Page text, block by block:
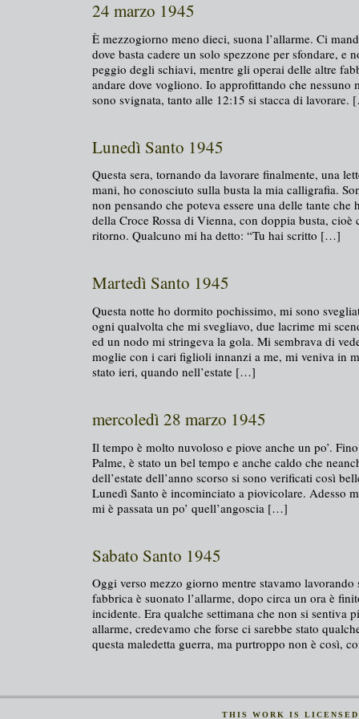
24 marzo 1945
È mezzogiorno meno dieci, suona l’allarme. Ci
dove basta cadere un solo spezzone per sfondare, e
peggio degli schiavi, mentre gli operai delle altre
andare dove vogliono. Io approfittando che nessuno
sono svignata, tanto alle 12:15 si stacca di
Lunedì Santo 1945
Questa sera, tornando da lavorare finalmente, una
mani, ho conosciuto sulla busta la mia calligrafia.
non pensando che poteva essere una delle tante che
della Croce Rossa di Vienna, con doppia busta, cioè
ritorno. Qualcuno mi ha detto: “Tu hai scritto […]
Martedì Santo 1945
Questa notte ho dormito pochissimo, mi sono
ogni qualvolta che mi svegliavo, due lacrime mi
ed un nodo mi stringeva la gola. Mi sembrava di
moglie con i cari figlioli innanzi a me, mi veniva in
stato ieri, quando nell’estate […]
mercoledì 28 marzo 1945
Il tempo è molto nuvoloso e piove anche un po’.
Palme, è stato un bel tempo e anche caldo che
dell’estate dell’anno scorso si sono verificati così
Lunedì Santo è incominciato a piovicolare. Adesso
mi è passata un po’ quell’angoscia […]
Sabato Santo 1945
Oggi verso mezzo giorno mentre stavamo lavorando
fabbrica è suonato l’allarme, dopo circa un ora è
incidente. Era qualche settimana che non si sentiva
allarme, credevamo che forse ci sarebbe stato
questa maledetta guerra, ma purtroppo non è così,
THIS WORK IS